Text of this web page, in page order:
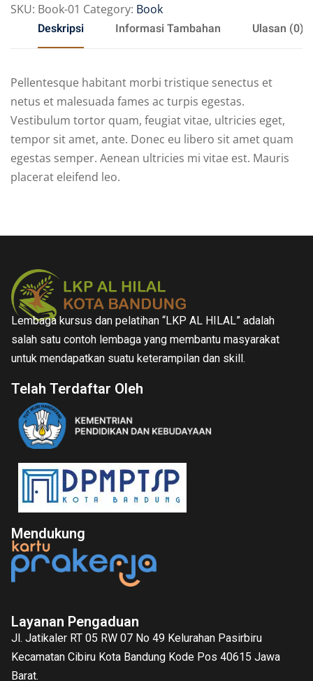
SKU: Book-01 Category: Book
Deskripsi Informasi Tambahan Ulasan (0)
Pellentesque habitant morbi tristique senectus et
netus et malesuada fames ac turpis egestas.
Vestibulum tortor quam, feugiat vitae, ultricies eget,
tempor sit amet, ante. Donec eu libero sit amet quam
egestas semper. Aenean ultricies mi vitae est. Mauris
placerat eleifend leo.
Lembaga kursus dan pelatihan “LKP AL HILAL” adalah
salah satu contoh lembaga yang membantu masyarakat
untuk mendapatkan suatu keterampilan dan skill.
Telah Terdaftar Oleh
Mendukung
Layanan Pengaduan
Jl. Jatikaler RT 05 RW 07 No 49 Kelurahan Pasirbiru
Kecamatan Cibiru Kota Bandung Kode Pos 40615 Jawa
Barat.